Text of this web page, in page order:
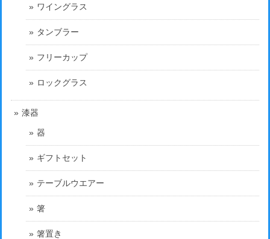
ワイングラス
タンブラー
フリーカップ
ロックグラス
漆器
器
ギフトセット
テーブルウエアー
箸
箸置き